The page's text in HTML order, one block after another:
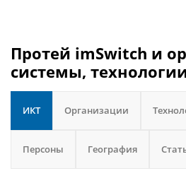
Протей imSwitch и
системы,
ИКТ Организации
Персоны География